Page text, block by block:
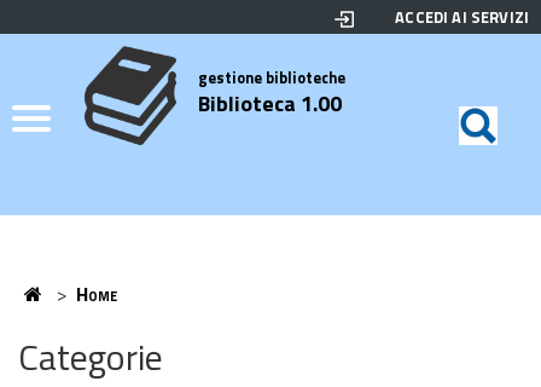
Elenco
Credits
ACCEDI AI SERVIZI
Biblioteca gestione biblioteche
Biblioteca 1.00 di
Home
> Home
Categorie